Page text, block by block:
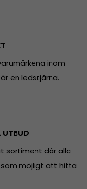
inom
en ledstjärna.
UTBUD
sortiment där alla
som möjligt att hitta